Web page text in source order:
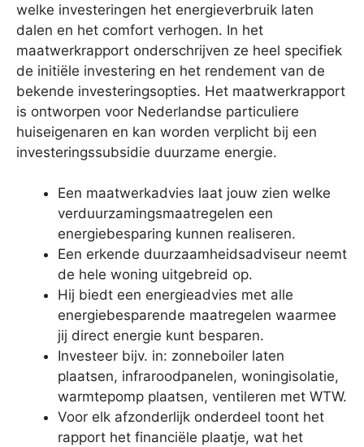
welke investeringen het energieverbruik laten
dalen en het comfort verhogen. In het
maatwerkrapport onderschrijven ze heel specifiek
de initiële investering en het rendement van de
bekende investeringsopties. Het maatwerkrapport
is ontworpen voor Nederlandse particuliere
huiseigenaren en kan worden verplicht bij een
investeringssubsidie duurzame energie.
Een maatwerkadvies laat jouw zien welke
verduurzamingsmaatregelen een
energiebesparing kunnen realiseren.
Een erkende duurzaamheidsadviseur neemt
de hele woning uitgebreid op.
Hij biedt een energieadvies met alle
energiebesparende maatregelen waarmee
jij direct energie kunt besparen.
Investeer bijv. in: zonneboiler laten
plaatsen, infraroodpanelen, woningisolatie,
warmtepomp plaatsen, ventileren met WTW.
Voor elk afzonderlijk onderdeel toont het
rapport het financiële plaatje, wat het